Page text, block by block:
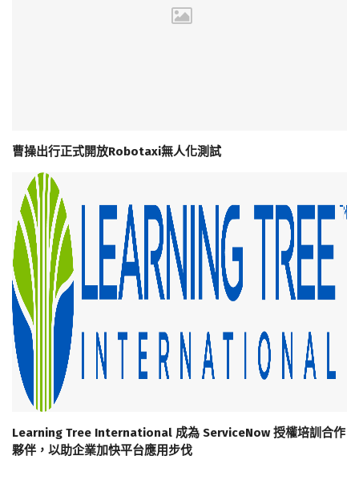
曹操出行正式開放Robotaxi無人化測試
Learning Tree International 成為 ServiceNow 授權培訓合作
夥伴，以助企業加快平台應用步伐